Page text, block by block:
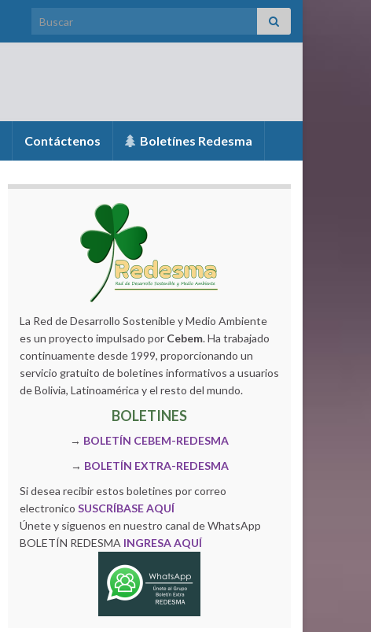
Search for:
Contáctenos Boletínes Redesma
La Red de Desarrollo Sostenible y Medio Ambiente
es un proyecto impulsado por Cebem. Ha trabajado
continuamente desde 1999, proporcionando un
servicio gratuito de boletines informativos a usuarios
de Bolivia, Latinoamérica y el resto del mundo.
BOLETINES
→ BOLETÍN CEBEM-REDESMA
→ BOLETÍN EXTRA-REDESMA
Si desea recibir estos boletines por correo
electronico SUSCRÍBASE AQUÍ
Únete y siguenos en nuestro canal de WhatsApp
BOLETÍN REDESMA INGRESA AQUÍ